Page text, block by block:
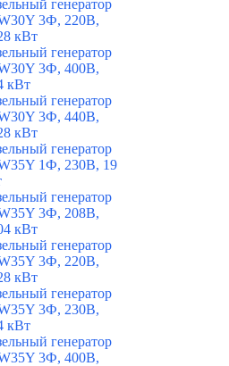
генератор
3Ф, 220В,
кВт
генератор
3Ф, 400В,
кВт
генератор
3Ф, 440В,
кВт
генератор
1Ф, 230В, 19
генератор
3Ф, 208В,
кВт
генератор
3Ф, 220В,
кВт
генератор
3Ф, 230В,
кВт
генератор
3Ф, 400В,